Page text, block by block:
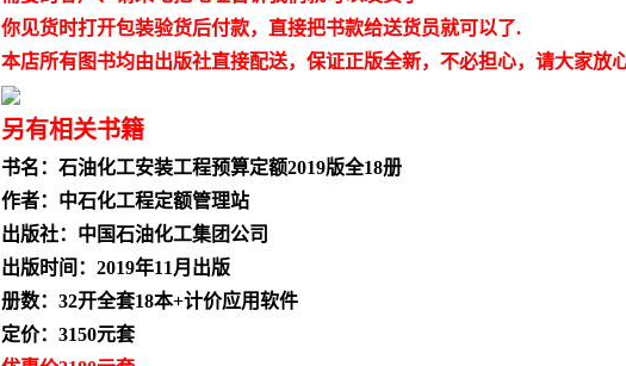
你见货时打开包装验货后付款，直接把书款给送货员就可以了.
本店所有图书均由出版社直接配送，保证正版全新，不必担心，请大家放
另有相关书籍
书名：石油化工安装工程预算定额2019版全18册
作者：中石化工程定额管理站
出版社：中国石油化工集团公司
出版时间：2019年11月出版
册数：32开全套18本+计价应用软件
定价：3150元套